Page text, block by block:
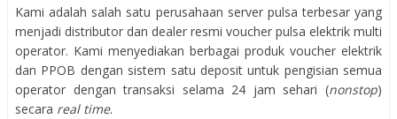
Kami adalah salah satu perusahaan server pulsa terbesar yang
menjadi distributor dan dealer resmi voucher pulsa elektrik multi
operator. Kami menyediakan berbagai produk voucher elektrik
dan PPOB dengan sistem satu deposit untuk pengisian semua
operator dengan transaksi selama 24 jam sehari (nonstop)
secara real time.